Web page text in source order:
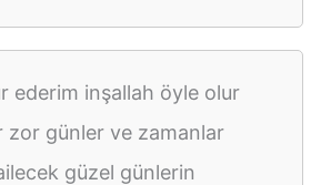
ederim inşallah öyle olur
zor günler ve zamanlar
güzel günlerin